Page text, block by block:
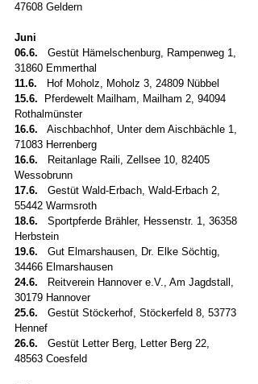
47608 Geldern
Juni
06.6.
   Gestüt Hämelschenburg, Rampenweg 1,
31860 Emmerthal
11.6.
   Hof Moholz, Moholz 3, 24809 Nübbel
15.6.
Pferdewelt Mailham, Mailham 2, 94094
Rothalmünster
16.6.
   Aischbachhof, Unter dem Aischbächle 1,
71083 Herrenberg
16.6.
Reitanlage Raili, Zellsee 10, 82405
Wessobrunn
17.6.
   Gestüt Wald-Erbach, Wald-Erbach 2,
55442 Warmsroth
18.6.
   Sportpferde Brähler, Hessenstr. 1, 36358
Herbstein
19.6. Gut Elmarshausen, Dr. Elke Söchtig,
34466 Elmarshausen
24.6.
   Reitverein Hannover e.V., Am Jagdstall,
30179 Hannover
25.6.
   Gestüt Stöckerhof, Stöckerfeld 8, 53773
Hennef
26.6.
   Gestüt Letter Berg, Letter Berg 22,
48563 Coesfeld